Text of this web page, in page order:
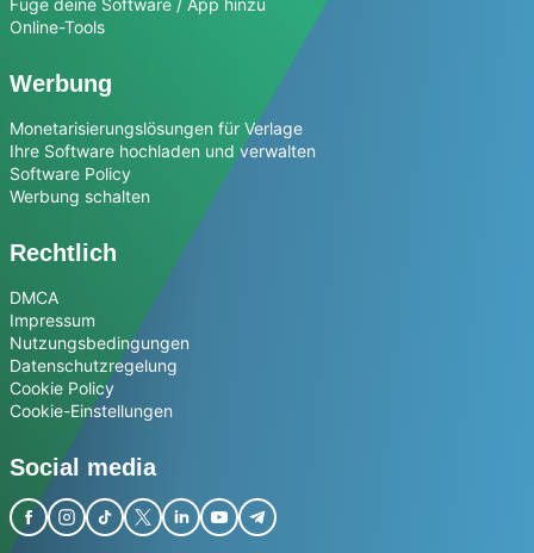
Online-Tools
Werbung
Monetarisierungslösungen für Verlage
Ihre Software hochladen und verwalten
Software Policy
Werbung schalten
Rechtlich
DMCA
Impressum
Nutzungsbedingungen
Datenschutzregelung
Cookie Policy
Cookie-Einstellungen
Social media